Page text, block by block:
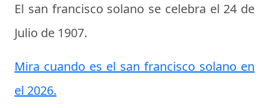
El san francisco solano se celebra el 24 de
Julio de 1907.
Mira cuando es el san francisco solano en
el 2026.